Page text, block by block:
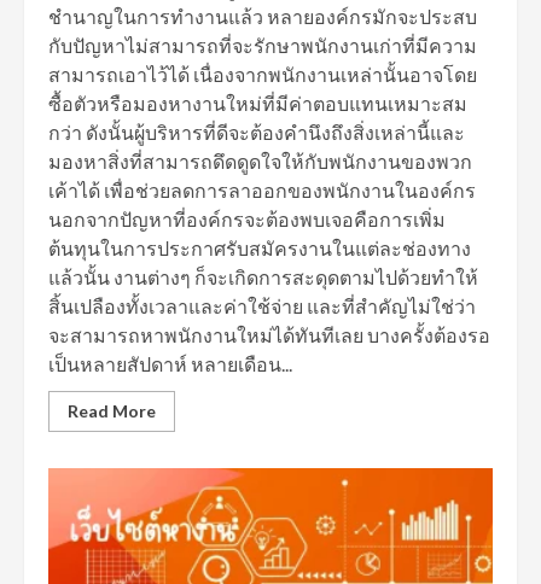
ชำนาญในการทำงานแล้ว หลายองค์กรมักจะประสบ
กับปัญหาไม่สามารถที่จะรักษาพนักงานเก่าที่มีความ
สามารถเอาไว้ได้ เนื่องจากพนักงานเหล่านั้นอาจโดย
ซื้อตัวหรือมองหางานใหม่ที่มีค่าตอบแทนเหมาะสม
กว่า ดังนั้นผู้บริหารที่ดีจะต้องคำนึงถึงสิ่งเหล่านี้และ
มองหาสิ่งที่สามารถดึดดูดใจให้กับพนักงานของพวก
เค้าได้ เพื่อช่วยลดการลาออกของพนักงานในองค์กร
นอกจากปัญหาที่องค์กรจะต้องพบเจอคือการเพิ่ม
ต้นทุนในการประกาศรับสมัครงานในแต่ละช่องทาง
แล้วนั้น งานต่างๆ ก็จะเกิดการสะดุดตามไปด้วยทำให้
สิ้นเปลืองทั้งเวลาและค่าใช้จ่าย และที่สำคัญไม่ใช่ว่า
จะสามารถหาพนักงานใหม่ได้ทันทีเลย บางครั้งต้องรอ
เป็นหลายสัปดาห์ หลายเดือน...
Read More